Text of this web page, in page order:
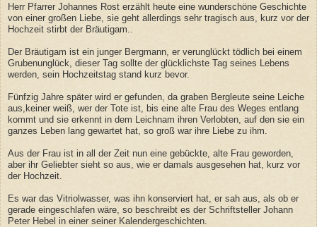
Herr Pfarrer Johannes Rost erzählt heute eine wunderschöne Geschichte
von einer großen Liebe, sie geht allerdings sehr tragisch aus, kurz vor der
Hochzeit stirbt der Bräutigam..
Der Bräutigam ist ein junger Bergmann, er verunglückt tödlich bei einem
Grubenunglück, dieser Tag sollte der glücklichste Tag seines Lebens
werden, sein Hochzeitstag stand kurz bevor.
Fünfzig Jahre später wird er gefunden, da graben Bergleute seine Leiche
aus,keiner weiß, wer der Tote ist, bis eine alte Frau des Weges entlang
kommt und sie erkennt in dem Leichnam ihren Verlobten, auf den sie ein
ganzes Leben lang gewartet hat, so groß war ihre Liebe zu ihm.
Aus der Frau ist in all der Zeit nun eine gebückte, alte Frau geworden,
aber ihr Geliebter sieht so aus, wie er damals ausgesehen hat, kurz vor
der Hochzeit.
Es war das Vitriolwasser, was ihn konserviert hat, er sah aus, als ob er
gerade eingeschlafen wäre, so beschreibt es der Schriftsteller Johann
Peter Hebel in einer seiner Kalendergeschichten.